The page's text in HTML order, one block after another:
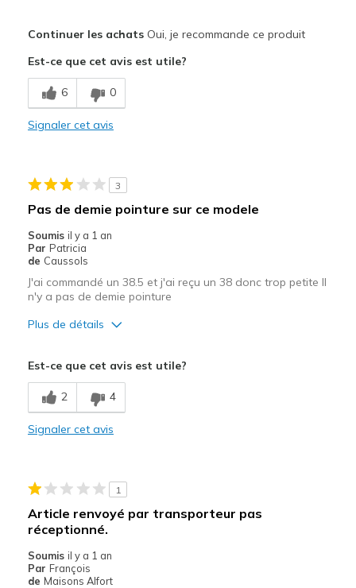
Correspond bien à la photo
Design séduisant
Les meilleures utilisations
Au bureau
Pour des occasions spéciales
Quotidien
Temps chaud
Temps froid
Largeur
Bonne largeur
Opinion sur
Chaussures
Continuer les achatsOui, je recommande ce produit
Est-ce que cet avis est utile?
6 0
Signaler cet avis
3
Pas de demie pointure sur ce modele
Soumis il y a 1 an
Par Patricia
de Caussols
J'ai commandé un 38.5 et j'ai reçu un 38 donc trop petite Il
n'y a pas de demie pointure
Plus de détails
Est-ce que cet avis est utile?
2 4
Signaler cet avis
1
Article renvoyé par transporteur pas
réceptionné.
Soumis il y a 1 an
Par François
de Maisons Alfort